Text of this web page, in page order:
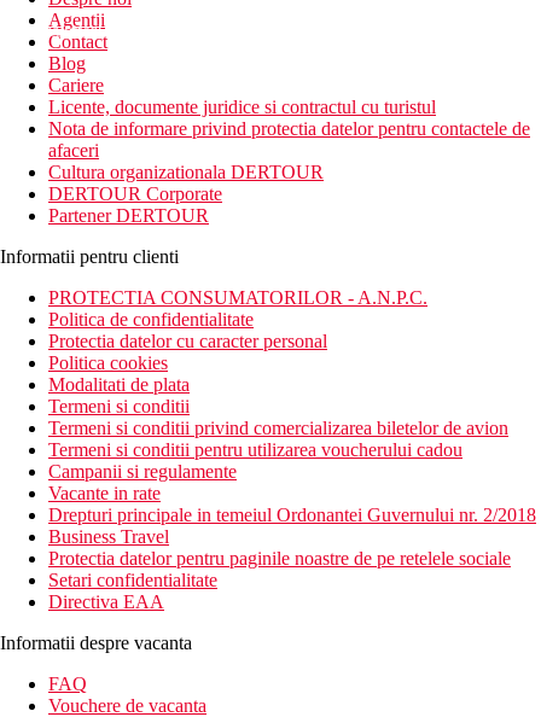
newsletter!
Agentii
Contact
Blog
Cariere
Licente, documente juridice si contractul cu turistul
Nota de informare privind protectia datelor pentru contactele de
afaceri
Cultura organizationala DERTOUR
DERTOUR Corporate
Partener DERTOUR
Informatii pentru clienti
PROTECTIA CONSUMATORILOR - A.N.P.C.
Politica de confidentialitate
Protectia datelor cu caracter personal
Politica cookies
Modalitati de plata
Termeni si conditii
Termeni si conditii privind comercializarea biletelor de avion
Termeni si conditii pentru utilizarea voucherului cadou
Campanii si regulamente
Vacante in rate
Drepturi principale in temeiul Ordonantei Guvernului nr. 2/2018
Business Travel
Protectia datelor pentru paginile noastre de pe retelele sociale
Setari confidentialitate
Directiva EAA
Informatii despre vacanta
FAQ
Vouchere de vacanta